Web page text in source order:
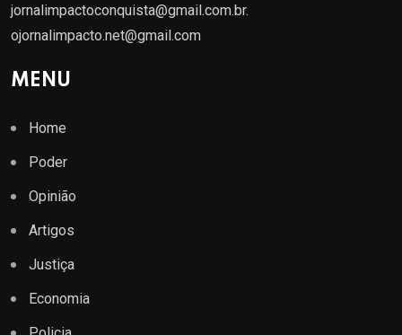
jornalimpactoconquista@gmail.com.br.
ojornalimpacto.net@gmail.com
MENU
Home
Poder
Opinião
Artigos
Justiça
Economia